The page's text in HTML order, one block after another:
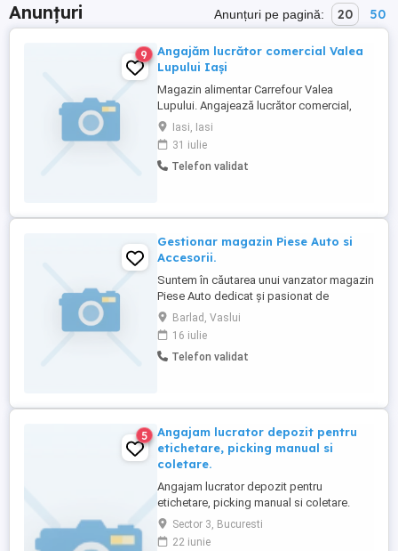
Anunțuri Anunțuri pe pagină: 20 50
9
Angajăm lucrător comercial Valea
Lupului Iași
Magazin alimentar Carrefour Valea
Lupului. Angajează lucrător comercial,
program de lucru 8 ore pe zi, 2 zile libere
pe săptămână, detalii la telefon.
Iasi, Iasi
31 iulie
Telefon validat
Gestionar magazin Piese Auto si
Accesorii.
Suntem în căutarea unui vanzator magazin
Piese Auto dedicat și pasionat de
domeniul auto. Căutăm o persoană
responsabilă, bine organizată și
comunicativă, capabilă să gestioneze
eficient relațiile cu clienții și stocurile.
Barlad, Vaslui
16 iulie
Telefon validat
5
Angajam lucrator depozit pentru
etichetare, picking manual si
coletare.
Angajam lucrator depozit pentru
etichetare, picking manual si coletare.
Calificari si cerinte : - Studii necesare :
studii generale finalizate (minim diploma
Sector 3, Bucuresti
22 iunie